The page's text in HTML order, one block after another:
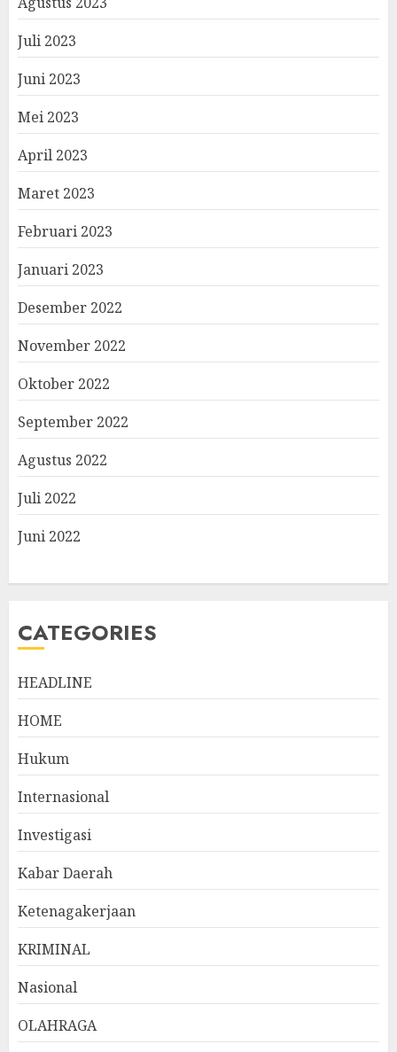
Juli 2023
Juni 2023
Mei 2023
April 2023
Maret 2023
Februari 2023
Januari 2023
Desember 2022
November 2022
Oktober 2022
September 2022
Agustus 2022
Juli 2022
Juni 2022
CATEGORIES
HEADLINE
HOME
Hukum
Internasional
Investigasi
Kabar Daerah
Ketenagakerjaan
KRIMINAL
Nasional
OLAHRAGA